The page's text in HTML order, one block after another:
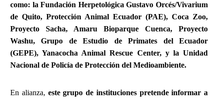
como: la Fundación Herpetológica Gustavo Orcés/Vivarium
de Quito, Protección Animal Ecuador (PAE), Coca Zoo,
Proyecto Sacha, Amaru Bioparque Cuenca, Proyecto
Washu, Grupo de Estudio de Primates del Ecuador
(GEPE), Yanacocha Animal Rescue Center, y la Unidad
Nacional de Policía de Protección del Medioambiente.
En alianza, este grupo de instituciones pretende informar a